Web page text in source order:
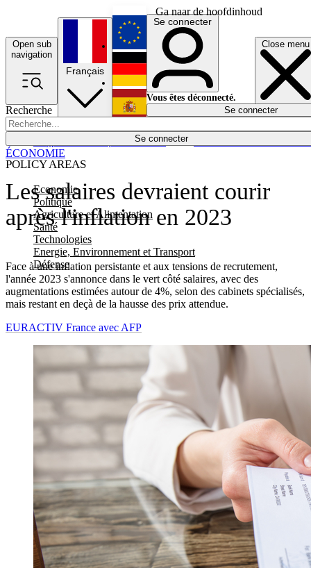
Ga naar de hoofdinhoud
Open sub
navigation
Close menu
Recherche
Se connecter
POLICY AREAS
Economie
Politique
Agriculture et Alimentation
Santé
Technologies
Energie, Environnement et Transport
Défense
Économie
Français
English
Deutsch
Español
Se connecter
Vous êtes déconnecté.
Se connecter
Les salaires devraient courir
après l'inflation en 2023
Face à une inflation persistante et aux tensions de recrutement,
l'année 2023 s'annonce dans le vert côté salaires, avec des
augmentations estimées autour de 4%, selon des cabinets spécialisés,
mais restant en deçà de la hausse des prix attendue.
ÉCONOMIE
EURACTIV France avec AFP